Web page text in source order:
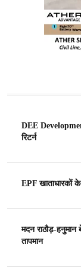
DEE
रिटर्न
EPF खाताधारकों
मदन राठौड़-हनुमान
तापमान